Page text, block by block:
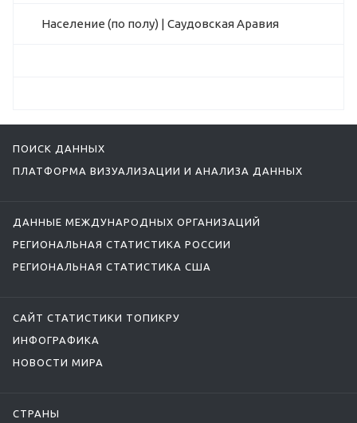
Население (по полу) | Саудовская Аравия
ПОИСК ДАННЫХ
ПЛАТФОРМА ВИЗУАЛИЗАЦИИ И АНАЛИЗА ДАННЫХ
ДАННЫЕ МЕЖДУНАРОДНЫХ ОРГАНИЗАЦИЙ
РЕГИОНАЛЬНАЯ СТАТИСТИКА РОССИИ
РЕГИОНАЛЬНАЯ СТАТИСТИКА США
САЙТ СТАТИСТИКИ ТОПИКРУ
ИНФОГРАФИКА
НОВОСТИ МИРА
СТРАНЫ